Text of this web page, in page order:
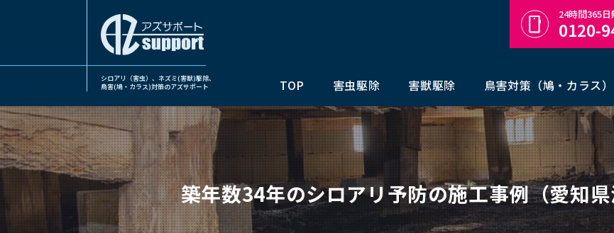
シロアリ（害虫）、ネズミ(害獣)駆除、
鳥害(鳩・カラス)対策のアズサポート
TOP 害虫駆除 害獣駆除 鳥害対策（鳩・カラス）
24時間365
0120-
築年数34年のシロアリ予防の施工事例（愛知